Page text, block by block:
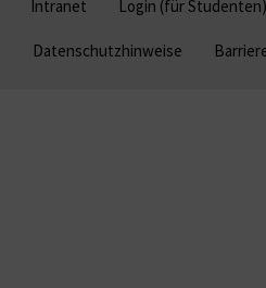
Intranet Login (für Studenten)
Datenschutzhinweise